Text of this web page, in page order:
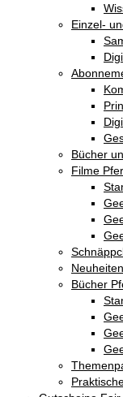
Einzel-
Bücher
Filme
Bücher